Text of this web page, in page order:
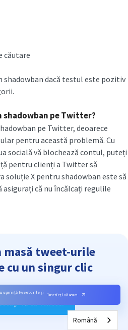
căutare
shadowban dacă testul este pozitiv
shadowban pe Twitter?
pe Twitter, deoarece
pentru această problemă. Cu
socială vă blochează contul, puteți
pentru clienți a Twitter să
soluție X pentru shadowban este să
că nu încălcați regulile
masă tweet-urile
cu un singur clic
ușurință tweet-urile și
Înscrieți-vă acum
Română